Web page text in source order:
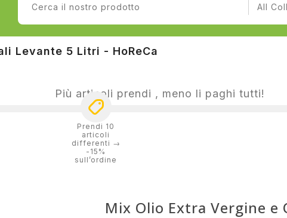
Levante 5 Litri - HoReCa
Più articoli prendi , meno li paghi tutti!
Prendi 10
articoli
differenti →
-15%
sull’ordine
Mix Olio Extra Vergine